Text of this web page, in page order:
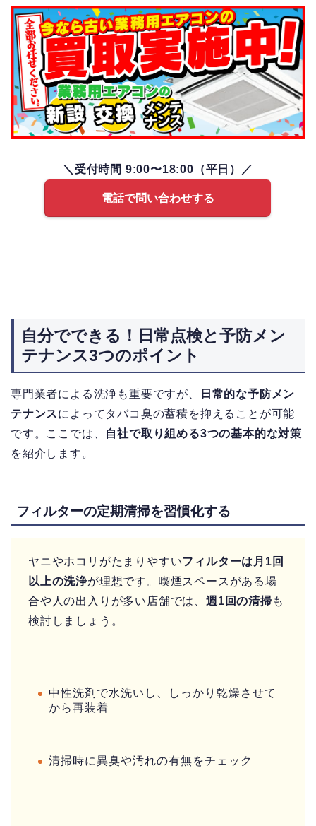
＼受付時間 9:00〜18:00（平日）／
電話で問い合わせする
自分でできる！日常点検と予防メン
テナンス3つのポイント
専門業者による洗浄も重要ですが、
日常的な予防メン
テナンスによってタバコ臭の蓄積を抑えることが可能
です。ここでは、 自社で取り組める3つの基本的な対策
を紹介します。
フィルターの定期清掃を習慣化する
ヤニやホコリがたまりやすいフィルターは月1回
以上の洗浄が理想です。喫煙スペースがある場
合や人の出入りが多い店舗では、 週1回の清掃 も
検討しましょう。
中性洗剤で水洗いし、しっかり乾燥させて
から再装着
清掃時に異臭や汚れの有無をチェック